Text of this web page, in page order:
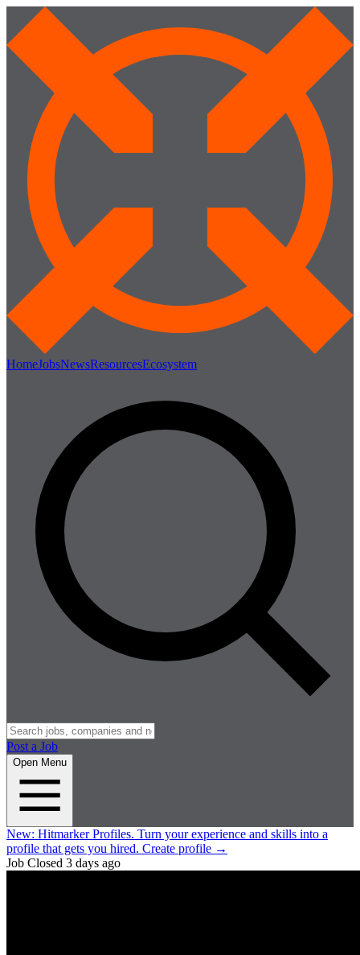
HomeJobsNewsResourcesEcosystem
Post a Job
Open Menu
New: Hitmarker Profiles. Turn your experience and skills into a
profile that gets you hired. Create profile →
Job Closed 3 days ago